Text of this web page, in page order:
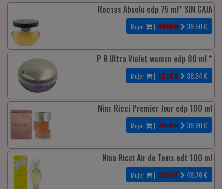
Rochas Absolu edp 75 ml* SIN CAJA
Mujer | 79.00 € 39.50€
P R Ultra Violet woman edp 80 ml *
Mujer | 92.00 € 38.64€
Nina Ricci Premier Jour edp 100 ml
Mujer | 76.00 € 39.90€
Nina Ricci Air de Tems edt 100 ml
Mujer | 99.50 € 48.76€